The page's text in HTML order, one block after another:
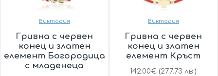
Виктория
Гривна с червен
конец и златен
елемент Богородица
с младенеца
Виктория
Гривна с червен
конец и златен
елемент Кръст
142.00€ (277.73 лв.)